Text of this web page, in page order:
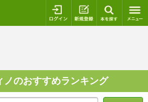
ログイン 新規登録
ノのおすすめランキング